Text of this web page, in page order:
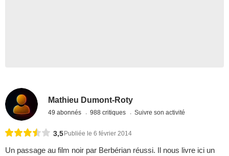
Mathieu Dumont-Roty
49 abonnés 988 critiques Suivre son activité
3,5 Publiée le 6 février 2014
Un passage au film noir par Berbérian réussi. Il nous livre ici un